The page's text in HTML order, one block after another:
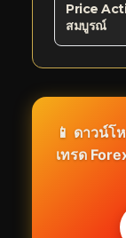
Price
สมบูรณ์
📱 ดาวน์
เทรด